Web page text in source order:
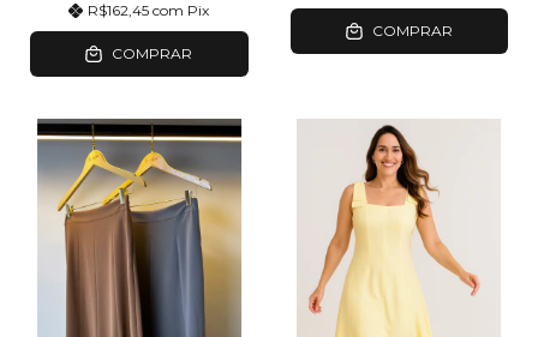
R$162,45com Pix
COMPRAR
COMPRAR